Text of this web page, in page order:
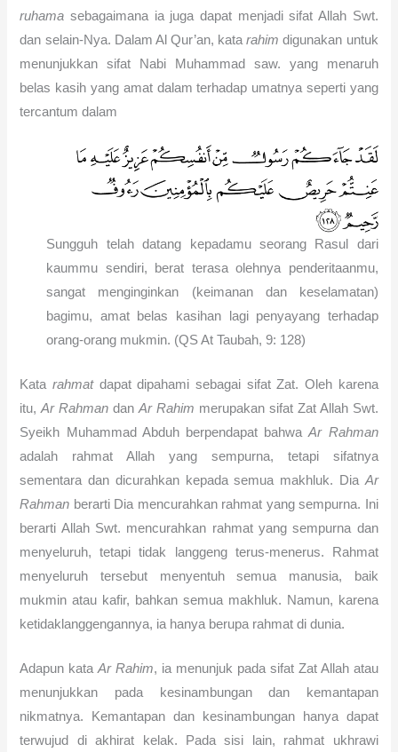
ruhama sebagaimana ia juga dapat menjadi sifat Allah Swt.
dan selain-Nya. Dalam Al Qur’an, katarahim digunakan untuk
menunjukkan sifat Nabi Muhammad saw. yang menaruh
belas kasih yang amat dalam terhadap umatnya seperti yang
tercantum dalam
Sungguh telah datang kepadamu seorang Rasul dari
kaummu sendiri, berat terasa olehnya penderitaanmu,
sangat menginginkan (keimanan dan keselamatan)
bagimu, amat belas kasihan lagi penyayang terhadap
orang-orang mukmin. (QS At Taubah, 9: 128)
Katarahmatdapat dipahami sebagai sifat Zat. Oleh karena
itu,Ar Rahman danAr Rahim merupakan sifat Zat Allah Swt.
Syeikh Muhammad Abduh berpendapat bahwaAr Rahman
adalah rahmat Allah yang sempurna, tetapi sifatnya
sementara dan dicurahkan kepada semua makhluk. Dia Ar
Rahman berarti Dia mencurahkan rahmat yang sempurna. Ini
berarti Allah Swt. mencurahkan rahmat yang sempurna dan
menyeluruh, tetapi tidak langgeng terus-menerus. Rahmat
menyeluruh tersebut menyentuh semua manusia, baik
mukmin atau kafir, bahkan semua makhluk. Namun, karena
ketidaklanggengannya, ia hanya berupa rahmat di dunia.
Adapun kataAr Rahim, ia menunjuk pada sifat Zat Allah atau
menunjukkan pada kesinambungan dan kemantapan
nikmatnya. Kemantapan dan kesinambungan hanya dapat
terwujud di akhirat kelak. Pada sisi lain, rahmat ukhrawi